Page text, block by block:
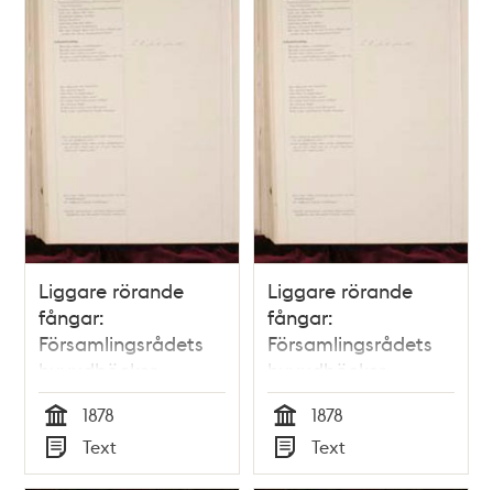
Liggare rörande
fångar:
Församlingsrådets
huvudböcker
(biografiböcker),
volym 19
Tid
1878
Typ
Text
Liggare rörande
fångar:
Församlingsrådets
huvudböcker
(biografiböcker),
volym 18
Tid
1878
Typ
Text